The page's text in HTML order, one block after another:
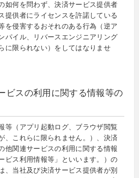
如何を問わず、決済サービス提供者
提供者にライセンスを許諾している
を侵害するおそれのある行為（逆ア
パイル、リバースエンジニアリング
に限られない）をしてはなりませ
ビスの利用に関する情報等の
等（アプリ起動ログ、ブラウザ閲覧
、これらに限られません。）、決済
他関連サービスの利用に関する情報
ビス利用情報等」といいます。）の
、当社及び決済サービス提供者が別